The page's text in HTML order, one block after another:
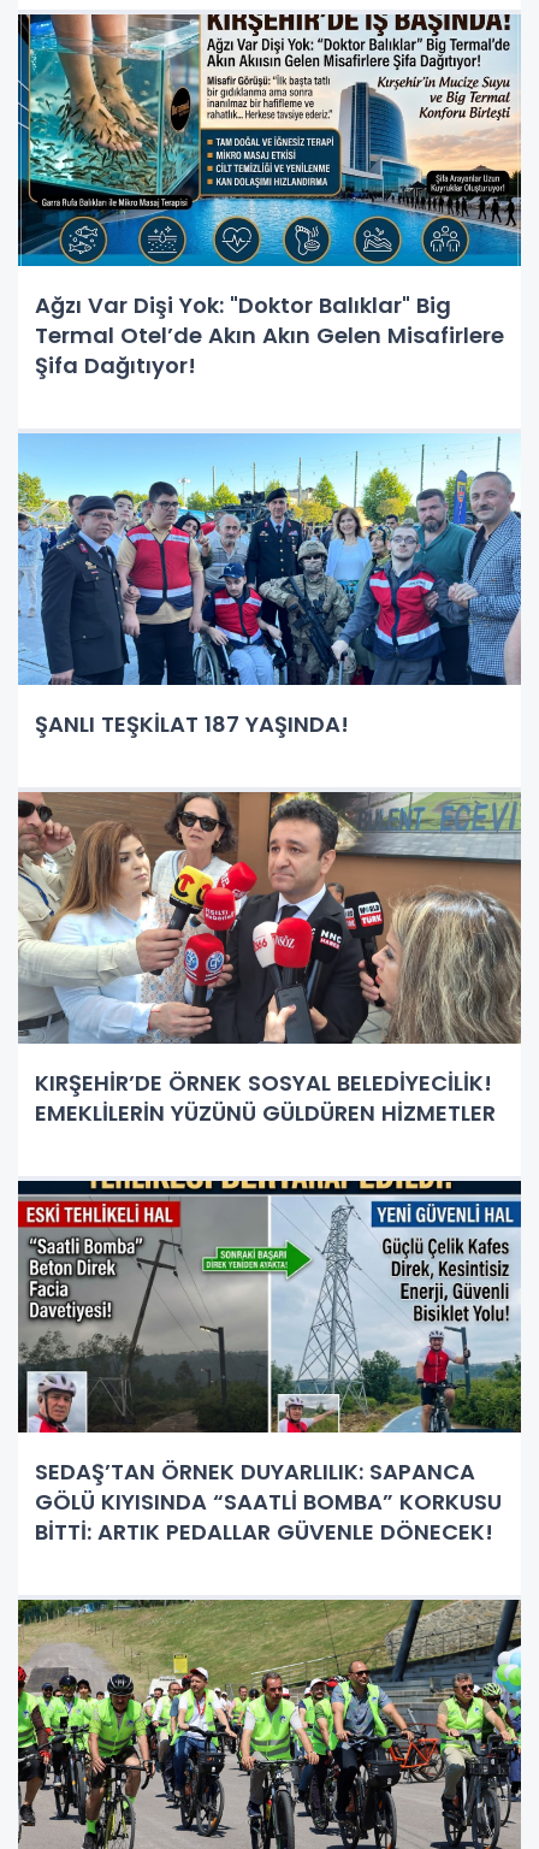
Ağzı Var Dişi Yok: "Doktor Balıklar" Big
Termal Otel’de Akın Akın Gelen Misafirlere
Şifa Dağıtıyor!
ŞANLI TEŞKİLAT 187 YAŞINDA!
KIRŞEHİR’DE ÖRNEK SOSYAL BELEDİYECİLİK!
EMEKLİLERİN YÜZÜNÜ GÜLDÜREN HİZMETLER
SEDAŞ’TAN ÖRNEK DUYARLILIK: SAPANCA
GÖLÜ KIYISINDA “SAATLİ BOMBA” KORKUSU
BİTTİ: ARTIK PEDALLAR GÜVENLE DÖNECEK!